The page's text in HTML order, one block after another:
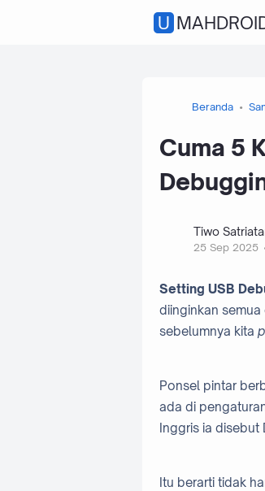
Beranda
Cuma 5
Tiwo
25 Sep 2025
Setting USB
diinginkan
sebelumnya kita
Ponsel pintar
ada di
Inggris ia disebut
Itu berarti tidak